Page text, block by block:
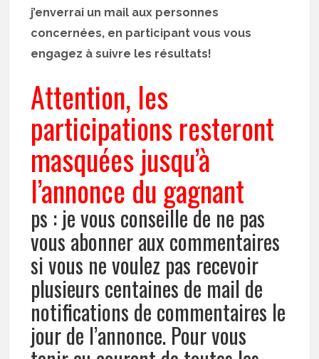
j’enverrai un mail aux personnes
concernées, en participant vous vous
engagez à suivre les résultats!
Attention, les
participations resteront
masquées jusqu’à
l’annonce du gagnant
ps : je vous conseille de ne pas
vous abonner aux commentaires
si vous ne voulez pas recevoir
plusieurs centaines de mail de
notifications de commentaires le
jour de l’annonce. Pour vous